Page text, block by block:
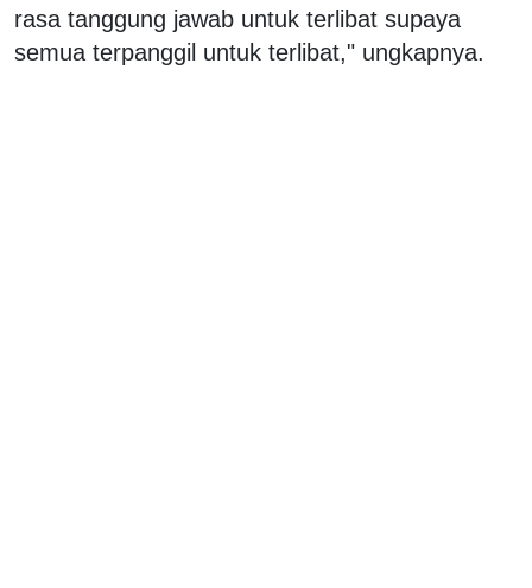
rasa tanggung jawab untuk terlibat supaya
semua terpanggil untuk terlibat," ungkapnya.